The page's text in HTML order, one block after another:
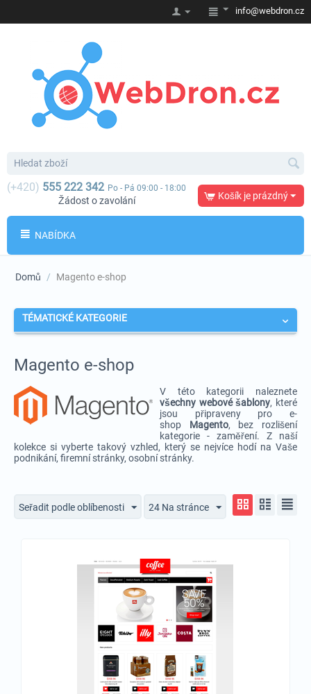
info@webdron.cz
(+420) 555 222 342 Po - Pá 09:00 - 18:00
Žádost o zavolání Košík je prázdný
NABÍDKA
Domů / Magento e-shop
TÉMATICKÉ KATEGORIE
Magento e-shop
V této kategorii naleznete
všechny webové šablony, které
jsou připraveny pro e-
shop Magento, bez rozlišení
kategorie - zaměření. Z naší
kolekce si vyberte takový vzhled, který se nejvíce hodí na Vaše
podnikání, firemní stránky, osobní stránky.
Seřadit podle oblíbenosti 24 Na stránce